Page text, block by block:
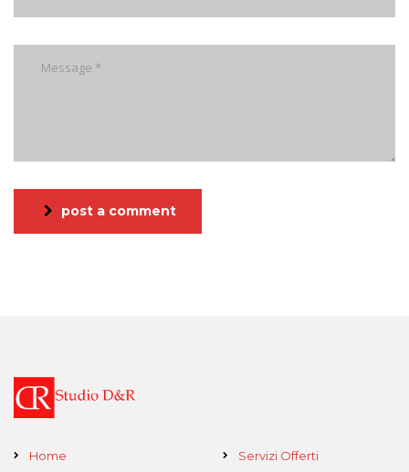
post a comment
Home Servizi Offerti